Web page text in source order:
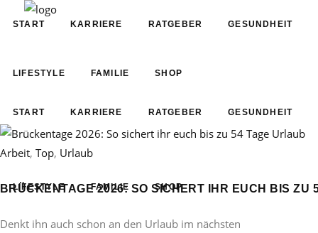
START KARRIERE RATGEBER GESUNDHEIT
LIFESTYLE FAMILIE SHOP
START KARRIERE RATGEBER GESUNDHEIT
LIFESTYLE FAMILIE SHOP
Arbeit, Top, Urlaub
BRÜCKENTAGE 2026: SO SICHERT IHR EUCH BIS ZU
Denkt ihn auch schon an den Urlaub im nächsten